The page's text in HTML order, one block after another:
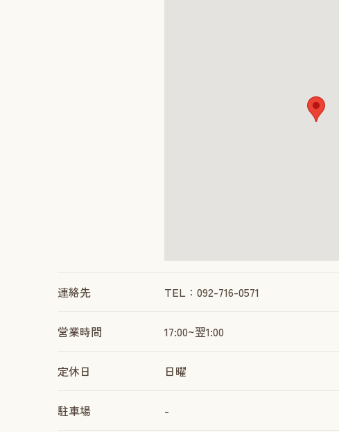
連絡先 TEL：092-716-0571
営業時間 17:00~翌1:00
定休日 日曜
駐車場 -